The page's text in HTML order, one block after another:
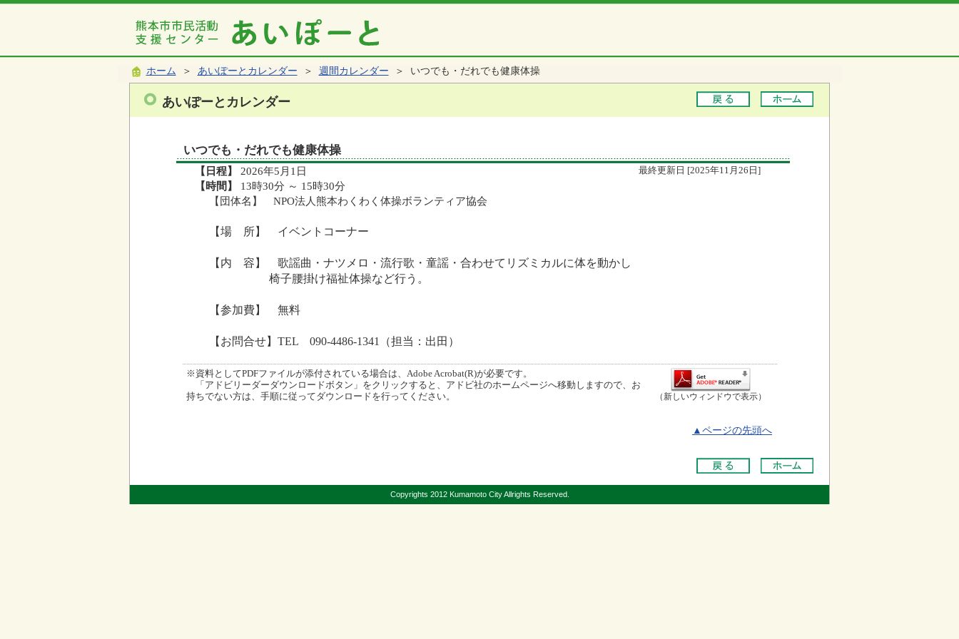
ホーム ＞ あいぽーとカレンダー ＞ 週間カレンダー ＞ いつでも・だれでも健康体操
あいぽーとカレンダー
いつでも・だれでも健康体操
【日程】 2026年5月1日 最終更新日 [2025年11月26日]
【時間】
13時30分 ～ 15時30分
【団体名】 NPO法人熊本わくわく体操ボランティア協会
【場 所】 イベントコーナー
【内 容】 歌謡曲・ナツメロ・流行歌・童謡・合わせてリズミカルに体を動かし
椅子腰掛け福祉体操など行う。
【参加費】 無料
【お問合せ】TEL 090-4486-1341（担当：出田）
※資料としてPDFファイルが添付されている場合は、Adobe Acrobat(R)が必要です。
「アドビリーダーダウンロードボタン」をクリックすると、アドビ社のホームページへ移動しますので、お
持ちでない方は、手順に従ってダウンロードを行ってください。
（新しいウィンドウで表示）
▲ページの先頭へ
Copyrights 2012 Kumamoto City Allrights Reserved.